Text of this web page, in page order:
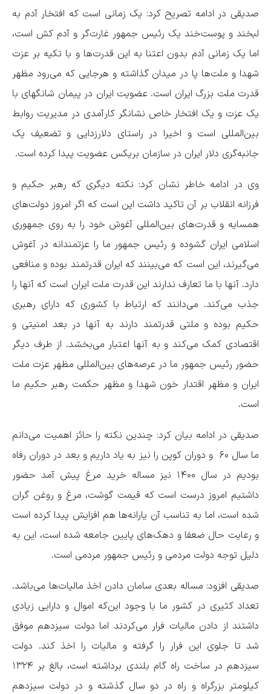
صدیقی در ادامه تصریح کرد: یک زمانی است که افتخار آدم به
لبخند و پوست‌خند یک رئیس جمهور غارت‌گر و آدم کش است،
اما یک زمانی آدم بدون اعتنا به این قدرت‌ها و با تکیه بر عزت
شهدا و ملت‌ها پا در میدان گذاشته و هرجایی که می‌رود مظهر
قدرت ملت بزرگ ایران است. عضویت ایران در پیمان شانگهای با
یک عزت و یک افتخار خاص نشانگر کارآمدی در مدیریت روابط
بین‌المللی است و اخیرا در راستای دلارزدایی و تضعیف یک
جانبه‌گری دلار ایران در سازمان بریکس عضویت پیدا کرده است.
وی در ادامه خاطر نشان کرد: نکته دیگری که رهبر حکیم و
فرزانه انقلاب بر آن تاکید داشت این است که اگر امروز دولت‌های
همسایه و قدرت‌های بین‌المللی آغوش خود را به روی جمهوری
اسلامی ایران گشوده و رئیس جمهور ما را عزتمندانه در آغوش
می‌گیرند، این است که می‌بینند که ایران قدرتمند بوده و منافعی
دارد. آنها با ما تعارف ندارند این قدرت ملت ایران است که آنها را
جذب می‌کند. می‌دانند که ارتباط با کشوری که دارای رهبری
حکیم بوده و ملتی قدرتمند دارند به آنها در بعد امنیتی و
اقتصادی کمک می‌کند و به آنها اعتبار می‌بخشد. از طرف دیگر
حضور رئیس جمهور ما در عرصه‌های بین‌المللی مظهر عزت ملت
ایران و مظهر اقتدار خون شهدا و مظهر حکمت رهبر حکیم ما
است.
صدیقی در ادامه بیان کرد: چندین نکته را حائز اهمیت می‌دانم
ما سال ۶۰ و دوران کوپن را نیز به یاد داریم و بعد در دوران رفاه
بودیم در سال ۱۴۰۰ نیز مساله خرید مرغ پیش آمد حضور
داشتیم امروز درست است که قیمت گوشت، مرغ و روغن گران
شده است، اما به تناسب آن یارانه‌ها هم افزایش پیدا کرده است
و رعایت حال ضعفا و دهک‌های پایین جامعه شده است، این به
دلیل توجه دولت مردمی و رئیس جمهور مردمی است.
صدیقی افزود: مساله بعدی سامان دادن اخذ مالیات‌ها می‌باشد.
تعداد کثیری در کشور ما با وجود این‌که اموال و دارایی زیادی
داشتند از دادن مالیات فرار می‌کردند اما دولت سیزدهم موفق
شد تا جلوی این فرار را گرفته و مالیات را اخذ کند. دولت
سیزدهم در ساخت راه گام بلندی برداشته است، بالغ بر ۱۳۲۴
کیلومتر بزرگراه و راه در دو سال گذشته و در دولت سیزدهم